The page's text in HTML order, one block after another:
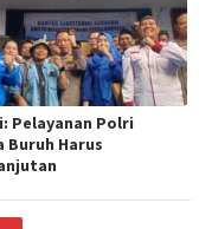
Pelayanan Polri
Buruh Harus